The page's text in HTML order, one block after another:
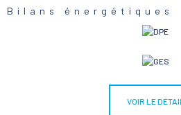
Bilans énergétiques
VOIR LE DÉTAIL